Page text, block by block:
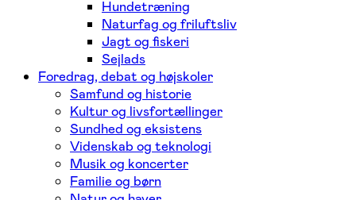
Hundetræning
Naturfag og friluftsliv
Jagt og fiskeri
Sejlads
Foredrag, debat og højskoler
Samfund og historie
Kultur og livsfortællinger
Sundhed og eksistens
Videnskab og teknologi
Musik og koncerter
Familie og børn